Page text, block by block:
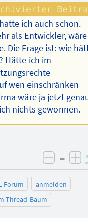
ich auch schon.
als Entwickler, wäre
Die Frage ist: wie
Hätte ich im
wen einschränken
wäre ja jetzt
nichts gewonnen.
–
Forum
anmelden
Thread-Baum